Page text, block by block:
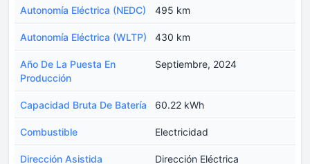
Autonomía Eléctrica (NEDC) 495 km
Autonomía Eléctrica (WLTP) 430 km
Año De La Puesta En
Producción
Septiembre, 2024
Capacidad Bruta De Batería 60.22 kWh
Combustible Electricidad
Dirección Asistida Dirección Eléctrica